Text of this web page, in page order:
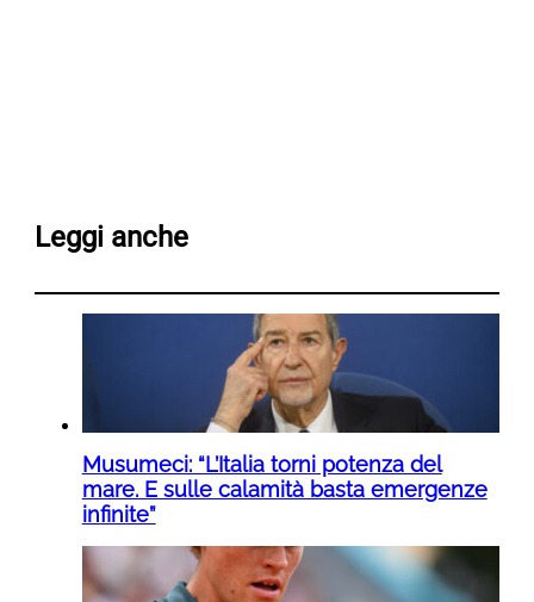
Leggi anche
Musumeci: “L’Italia torni potenza del
mare. E sulle calamità basta emergenze
infinite”